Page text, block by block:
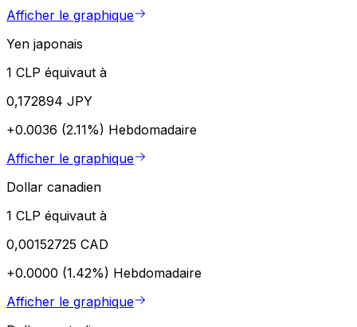
Afficher le graphique
Yen japonais
1 CLP équivaut à
0,172894 JPY
+0.0036 (2.11%) Hebdomadaire
Afficher le graphique
Dollar canadien
1 CLP équivaut à
0,00152725 CAD
+0.0000 (1.42%) Hebdomadaire
Afficher le graphique